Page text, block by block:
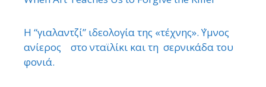
Η “γιαλαντζί” ιδεολογία της «τέχνης». ΄Υμνος
ανίερος στο νταϊλίκι και τη σερνικάδα του
φονιά.